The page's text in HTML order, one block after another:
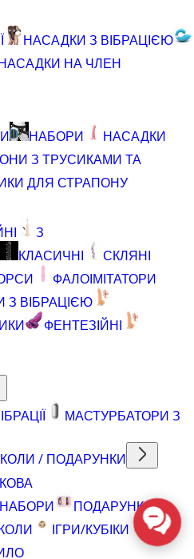
НАСАДКИ З ВІБРАЦІЄЮ
НА ЧЛЕН
НАБОРИ
НАСАДКИ
З ТРУСИКАМИ ТА
ДЛЯ СТРАПОНУ
З
КЛАСИЧНІ
СКЛЯНІ
ФАЛОІМІТАТОРИ
З ВІБРАЦІЄЮ
ФЕНТЕЗІЙНІ
МАСТУРБАТОРИ З
/ ПОДАРУНКИ
ПОДАРУНКОВІ
ІГРИ/КУБІКИ